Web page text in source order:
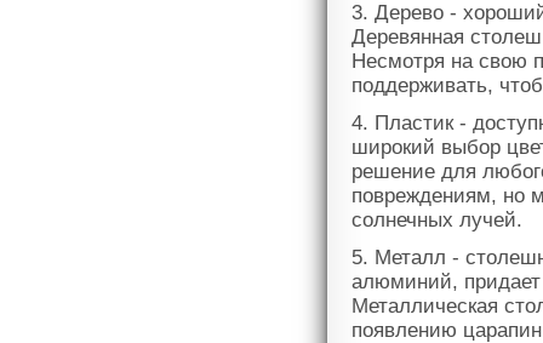
3. Дерево -
Деревянная
Несмотря на свою
поддерживать,
4. Пластик -
широкий выбор
решение для
повреждениям, но
солнечных лучей.
5. Металл -
алюминий,
Металлическая
появлению